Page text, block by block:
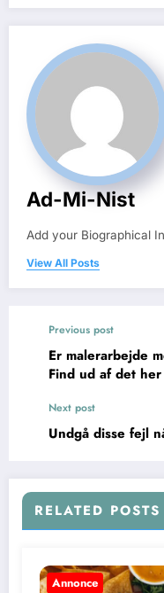
Ad-Mi-Nist
Add your Biographical
View All Posts
Previous post
Er malerarbejde
Find ud af det her
Next post
Undgå disse fejl
RELATED POSTS
Annonce